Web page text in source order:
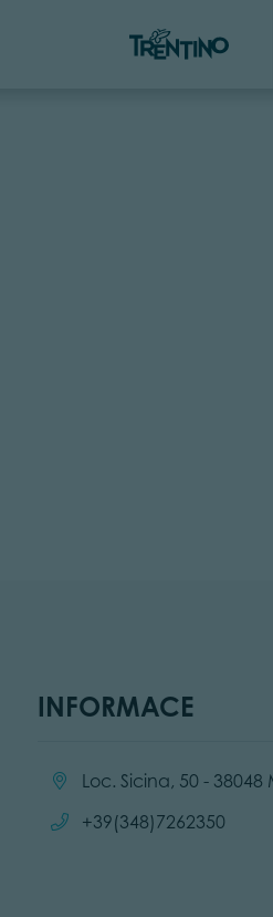
INFORMACE
Location:Loc. Sicina, 50 - 38048
Call:
+39(348)7262350